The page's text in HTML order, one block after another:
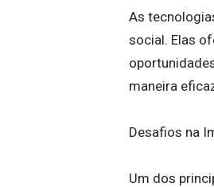
As
social. Elas
maneira
Desafios na
Um dos